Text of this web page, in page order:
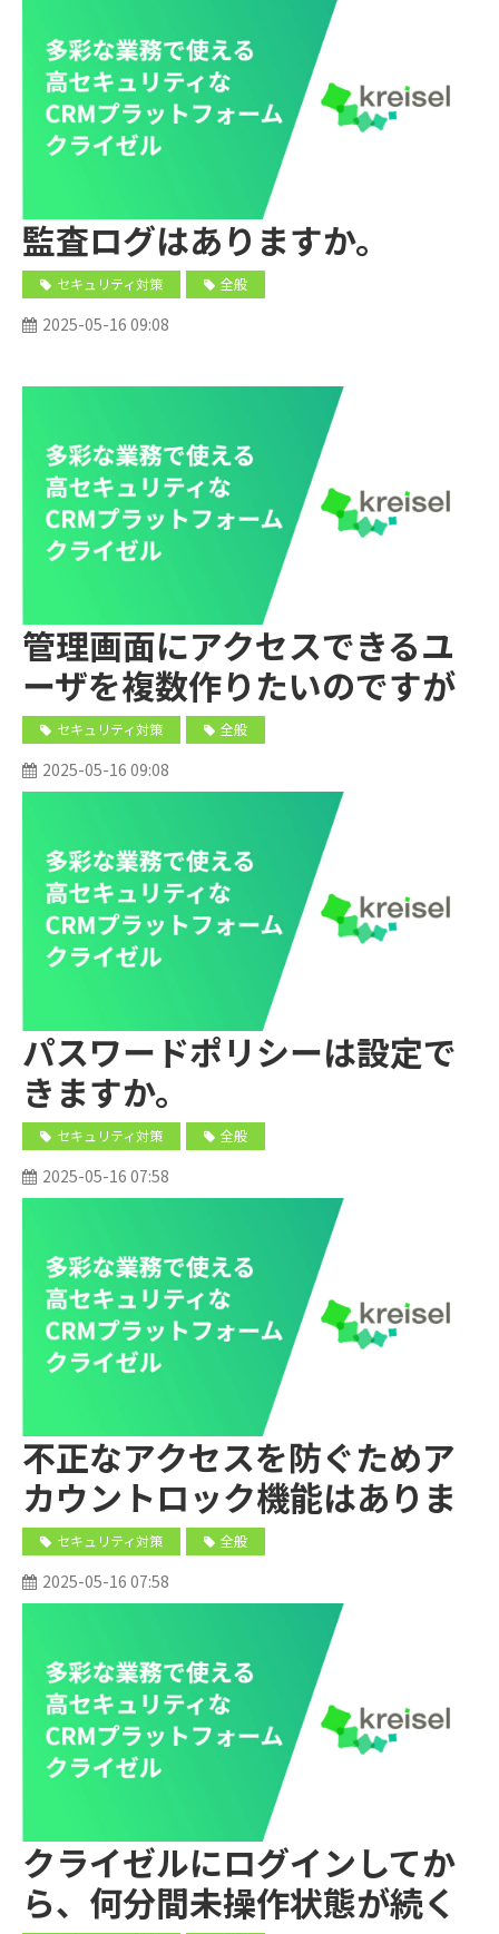
監査ログはありますか。
セキュリティ対策 全般
2025-05-16 09:08
管理画面にアクセスできるユ
ーザを複数作りたいのですが
可能ですか。またそれらのユ
ーザの権限の設定は可能です
か？
セキュリティ対策 全般
2025-05-16 09:08
パスワードポリシーは設定で
きますか。
セキュリティ対策 全般
2025-05-16 07:58
不正なアクセスを防ぐためア
カウントロック機能はありま
すか。
セキュリティ対策 全般
2025-05-16 07:58
クライゼルにログインしてか
ら、何分間未操作状態が続く